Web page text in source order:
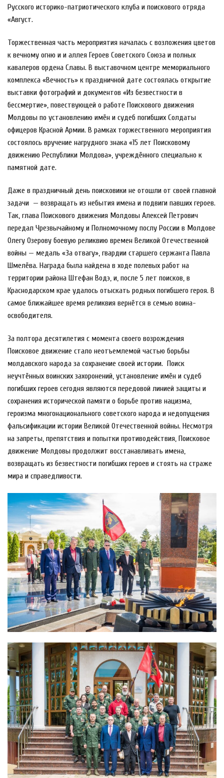
Русского историко-патриотического клуба и поискового отряда
«Август.
Торжественная часть мероприятия началась с возложения цветов
к вечному огню и и аллея Героев Советского Союза и полных
кавалеров ордена Славы. В выставочном центре мемориального
комплекса «Вечность» к праздничной дате состоялась открытие
выставки фотографий и документов «Из безвестности в
бессмертие», повествующей о работе Поискового движения
Молдовы по установлению имён и судеб погибших Солдаты
офицеров Красной Армии. В рамках торжественного мероприятия
состоялось вручение нагрудного знака «15 лет Поисковому
движению Республики Молдова», учреждённого специально к
памятной дате.
Даже в праздничный день поисковики не отошли от своей главной
задачи — возвращать из небытия имена и подвиги павших героев.
Так, глава Поискового движения Молдовы Алексей Петрович
передал Чрезвычайному и Полномочному послу России в Молдове
Олегу Озерову боевую реликвию времен Великой Отечественной
войны — медаль «За отвагу», гвардии старшего сержанта Павла
Шмелёва. Награда была найдена в ходе полевых работ на
территории района Штефан Водэ, и, после 5 лет поисков, в
Краснодарском крае удалось отыскать родных погибшего героя. В
самое ближайшее время реликвия вернётся в семью воина-
освободителя.
За полтора десятилетия с момента своего возрождения
Поисковое движение стало неотъемлемой частью борьбы
молдавского народа за сохранение своей истории. Поиск
неучтённых воинских захоронений, установление имён и судеб
погибших героев сегодня являются передовой линией защиты и
сохранения исторической памяти о борьбе против нацизма,
героизма многонационального советского народа и недопущения
фальсификации истории Великой Отечественной войны. Несмотря
на запреты, препятствия и попытки противодействия, Поисковое
движение Молдовы продолжит восстанавливать имена,
возвращать из безвестности погибших героев и стоять на страже
мира и справедливости.